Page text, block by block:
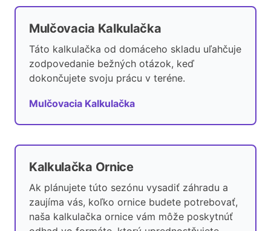
Mulčovacia Kalkulačka
Táto kalkulačka od domáceho skladu uľahčuje
zodpovedanie bežných otázok, keď
dokončujete svoju prácu v teréne.
Mulčovacia Kalkulačka
Kalkulačka Ornice
Ak plánujete túto sezónu vysadiť záhradu a
zaujíma vás, koľko ornice budete potrebovať,
naša kalkulačka ornice vám môže poskytnúť